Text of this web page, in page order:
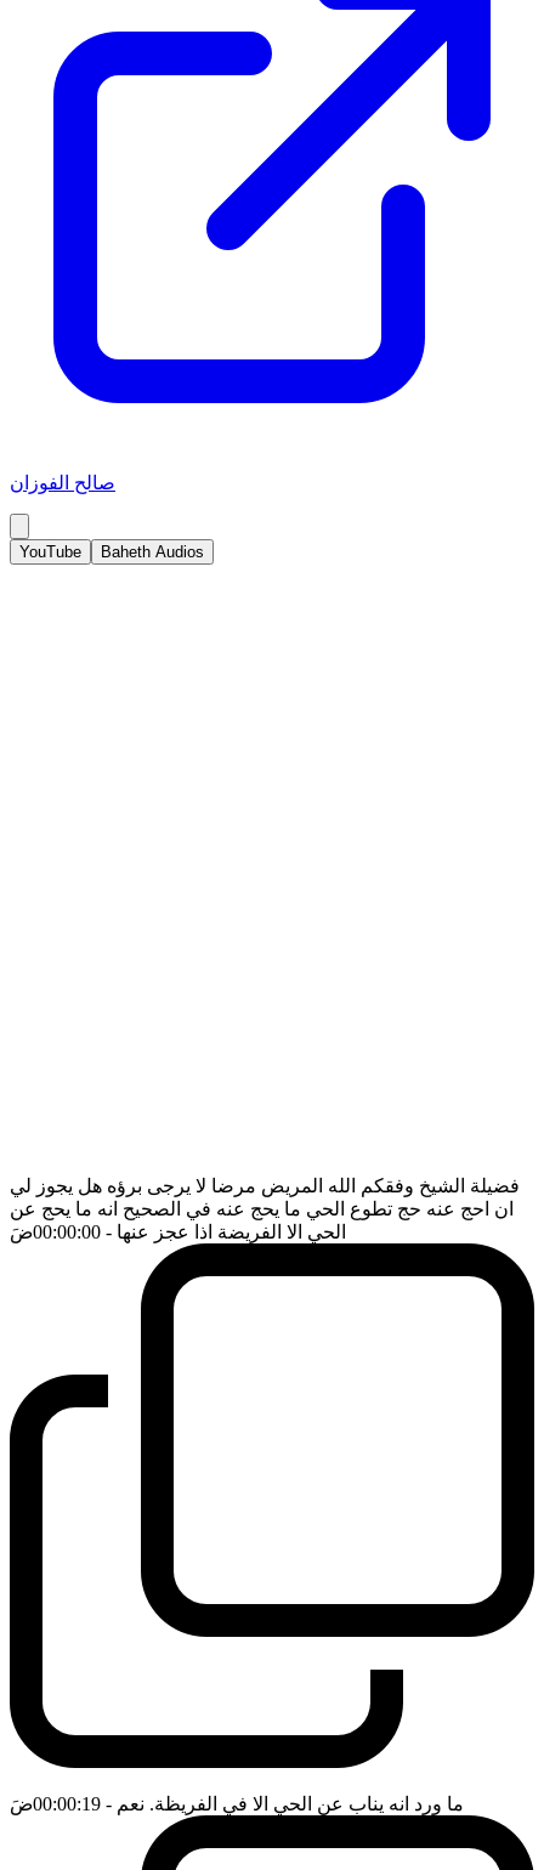
صالح الفوزان
YouTube Baheth Audios
فضيلة الشيخ وفقكم الله المريض مرضا لا يرجى برؤه هل يجوز لي
ان احج عنه حج تطوع الحي ما يحج عنه في الصحيح انه ما يحج عن
الحي الا الفريضة اذا عجز عنها - 00:00:00 ضَ
ما ورد انه يناب عن الحي الا في الفريظة. نعم - 00:00:19 ضَ